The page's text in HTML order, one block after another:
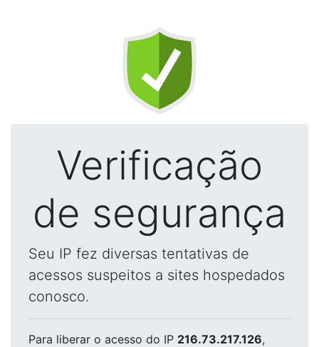
Verificação
de segurança
Seu IP fez diversas tentativas de
acessos suspeitos a sites hospedados
conosco.
Para liberar o acesso do IP 216.73.217.126,